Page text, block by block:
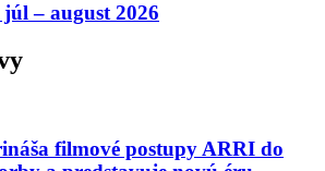
– august 2026
filmové postupy ARRI do